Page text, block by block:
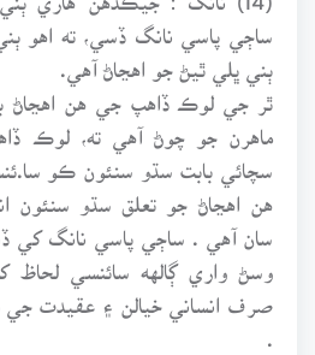
ساڄي پاسي نانگ ڏسي، ته اهو
ٻني ڀلي ٿيڻ جو اهڃاڻ آهي.
ٿر جي لوڪ ڏاهپ جي هن اهڃاڻ
ماهرن جو چوڻ آهي ته، لوڪ
سچائي بابت سڌو سنئون ڪو
هن اهڃاڻ جو تعلق سڌو سنئون
سان آهي . ساڄي پاسي نانگ کي
وسڻ واري ڳالهه سائنسي لحاظ
صرف انساني خيالن ۽ عقيدت جي